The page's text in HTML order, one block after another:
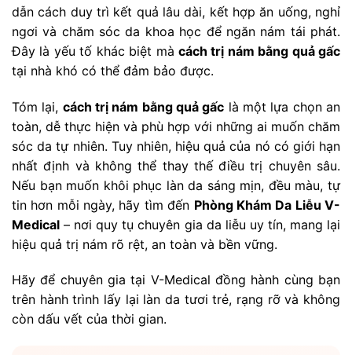
dẫn cách duy trì kết quả lâu dài, kết hợp ăn uống, nghỉ
ngơi và chăm sóc da khoa học để ngăn nám tái phát.
Đây là yếu tố khác biệt mà cách trị nám bằng quả gấc
tại nhà khó có thể đảm bảo được.
Tóm lại, cách trị nám bằng quả gấc là một lựa chọn an
toàn, dễ thực hiện và phù hợp với những ai muốn chăm
sóc da tự nhiên. Tuy nhiên, hiệu quả của nó có giới hạn
nhất định và không thể thay thế điều trị chuyên sâu.
Nếu bạn muốn khôi phục làn da sáng mịn, đều màu, tự
tin hơn mỗi ngày, hãy tìm đến Phòng Khám Da Liễu V-
Medical – nơi quy tụ chuyên gia da liễu uy tín, mang lại
hiệu quả trị nám rõ rệt, an toàn và bền vững.
Hãy để chuyên gia tại V-Medical đồng hành cùng bạn
trên hành trình lấy lại làn da tươi trẻ, rạng rỡ và không
còn dấu vết của thời gian.